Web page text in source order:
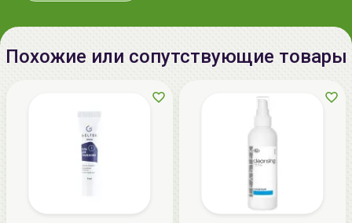
ул.Мележа, д.5, корп.1, пом.233.
+375296092910
group@allcosmetics.by
Похожие или сопутствующие товары